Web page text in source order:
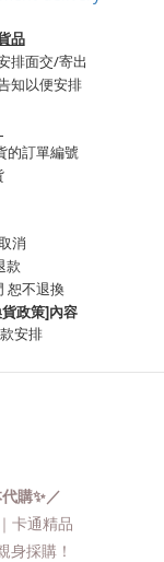
品
排面交/寄出
知以便安排
的訂單編號
消
款
恕不退換
政策]內容
安排
購✨／
卡通精品
身採購！